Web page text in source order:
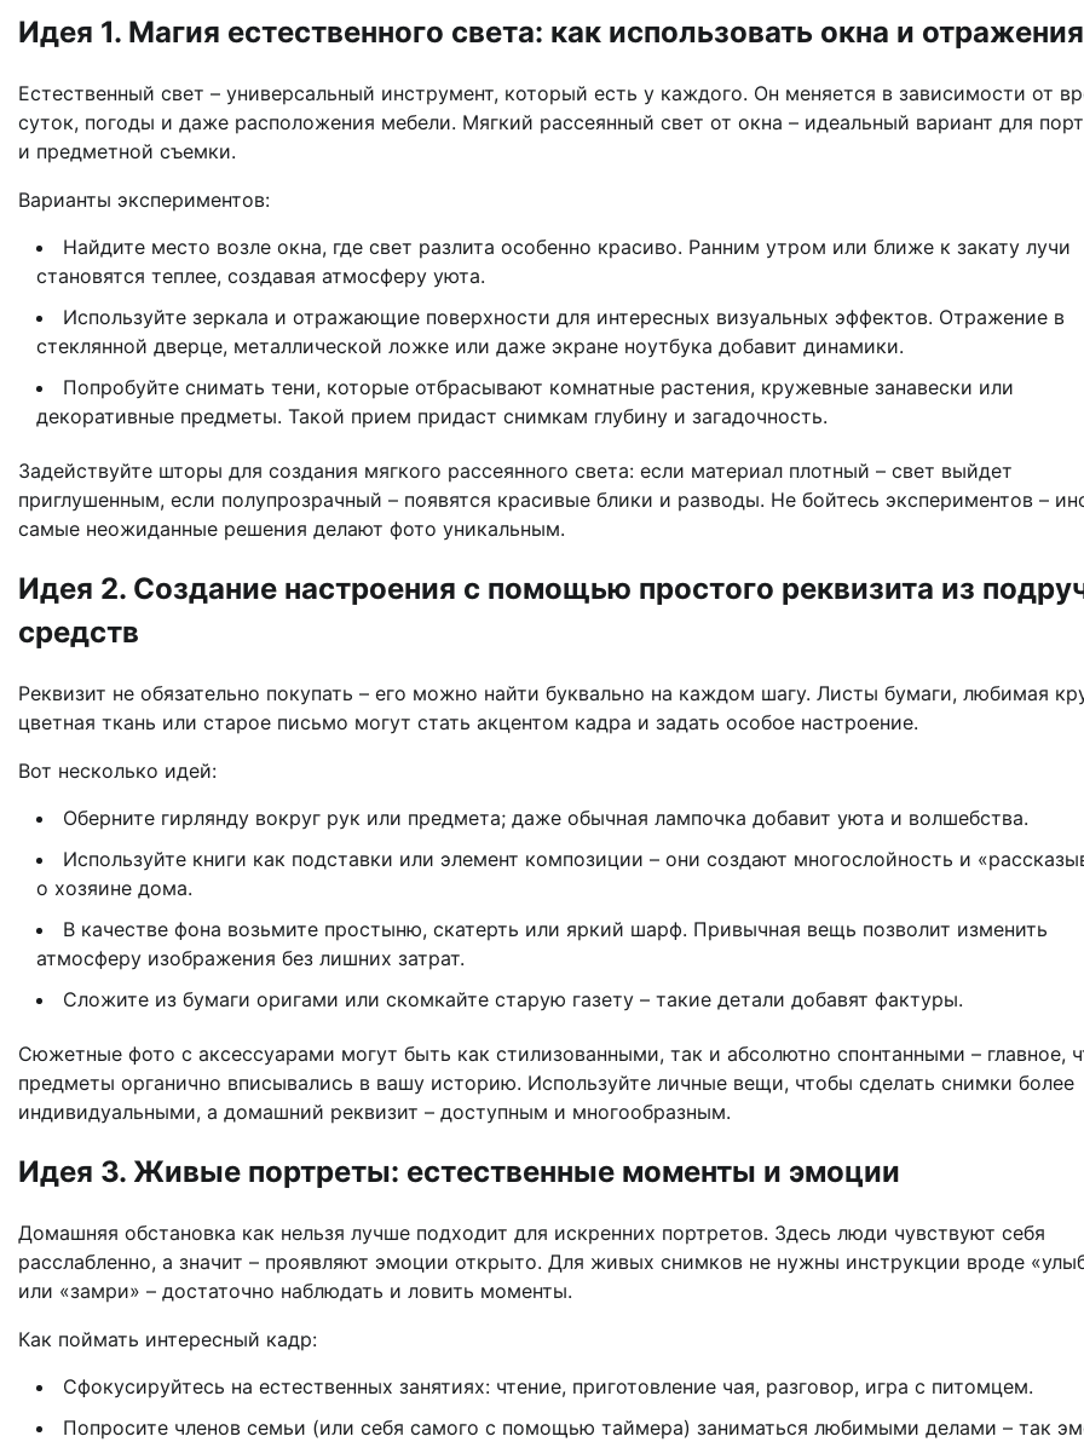
Идея 1. Магия естественного света: как использовать окна и отражения
Естественный свет – универсальный инструмент, который есть у каждого. Он меняется в зависимости от
суток, погоды и даже расположения мебели. Мягкий рассеянный свет от окна – идеальный вариант для
и предметной съемки.
Варианты экспериментов:
Найдите место возле окна, где свет разлита особенно красиво. Ранним утром или ближе к закату лучи
становятся теплее, создавая атмосферу уюта.
Используйте зеркала и отражающие поверхности для интересных визуальных эффектов. Отражение в
стеклянной дверце, металлической ложке или даже экране ноутбука добавит динамики.
Попробуйте снимать тени, которые отбрасывают комнатные растения, кружевные занавески или
декоративные предметы. Такой прием придаст снимкам глубину и загадочность.
Задействуйте шторы для создания мягкого рассеянного света: если материал плотный – свет выйдет
приглушенным, если полупрозрачный – появятся красивые блики и разводы. Не бойтесь экспериментов –
самые неожиданные решения делают фото уникальным.
Идея 2. Создание настроения с помощью простого реквизита из
средств
Реквизит не обязательно покупать – его можно найти буквально на каждом шагу. Листы бумаги, любимая
цветная ткань или старое письмо могут стать акцентом кадра и задать особое настроение.
Вот несколько идей:
Оберните гирлянду вокруг рук или предмета; даже обычная лампочка добавит уюта и волшебства.
Используйте книги как подставки или элемент композиции – они создают многослойность и
о хозяине дома.
В качестве фона возьмите простыню, скатерть или яркий шарф. Привычная вещь позволит изменить
атмосферу изображения без лишних затрат.
Сложите из бумаги оригами или скомкайте старую газету – такие детали добавят фактуры.
Сюжетные фото с аксессуарами могут быть как стилизованными, так и абсолютно спонтанными – главное,
предметы органично вписывались в вашу историю. Используйте личные вещи, чтобы сделать снимки более
индивидуальными, а домашний реквизит – доступным и многообразным.
Идея 3. Живые портреты: естественные моменты и эмоции
Домашняя обстановка как нельзя лучше подходит для искренних портретов. Здесь люди чувствуют себя
расслабленно, а значит – проявляют эмоции открыто. Для живых снимков не нужны инструкции вроде
или «замри» – достаточно наблюдать и ловить моменты.
Как поймать интересный кадр:
Сфокусируйтесь на естественных занятиях: чтение, приготовление чая, разговор, игра с питомцем.
Попросите членов семьи (или себя самого с помощью таймера) заниматься любимыми делами – так